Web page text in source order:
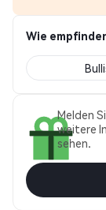
Wie
Melden
weitere
sehen.